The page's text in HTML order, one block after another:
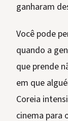
ganharam
Você pode
quando a
que prende
em que
Coreia
cinema para